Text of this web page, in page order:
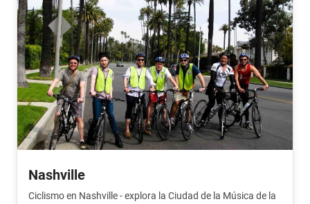
Nashville
Ciclismo en Nashville - explora la Ciudad de la Música de la